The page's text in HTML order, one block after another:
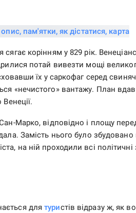
корінням у 829 рік.
потай вивезти мощі
їх у саркофаг серед
«нечистого» вантажу. План
Марко, відповідно і площу
Замість нього було
на ній проходили всі політичні
длятуристів відразу ж, як